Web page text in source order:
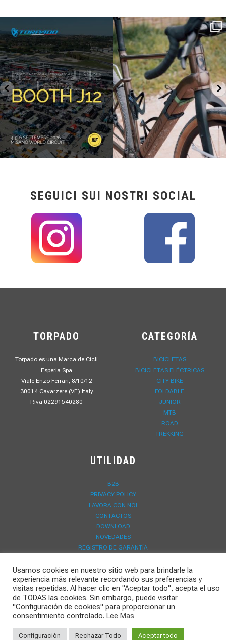
IBF sta per...
18 1
Kepler R è la gravel pensata per affrontare
lunghe...
28 0
SEGUICI SUI NOSTRI SOCIAL
TORPADO
Torpado es una Marca de Cicli
Esperia Spa
Viale Enzo Ferrari, 8/10/12
30014 Cavarzere (VE) Italy
P.iva 02291540280
CATEGORÍA
BICICLETAS
BICICLETAS ELÉCTRICAS
CITY BIKE
FOLDABLE
JUNIOR
MTB
ROAD
TREKKING
UTILIDAD
B2B
PRIVACY POLICY
LAVORA CON NOI
CONTACTOS
DOWNLOAD
NOVEDADES
REGISTRO DE GARANTÍA
Usamos cookies en nuestro sitio web para brindarle la
experiencia más relevante recordando sus preferencias y
visitas repetidas. Al hacer clic en "Aceptar todo", acepta el uso
de TODAS las cookies. Sin embargo, puede visitar
"Configuración de cookies" para proporcionar un
consentimiento controlado. Lee Mas
Configuración Rechazar Todo Aceptar todo